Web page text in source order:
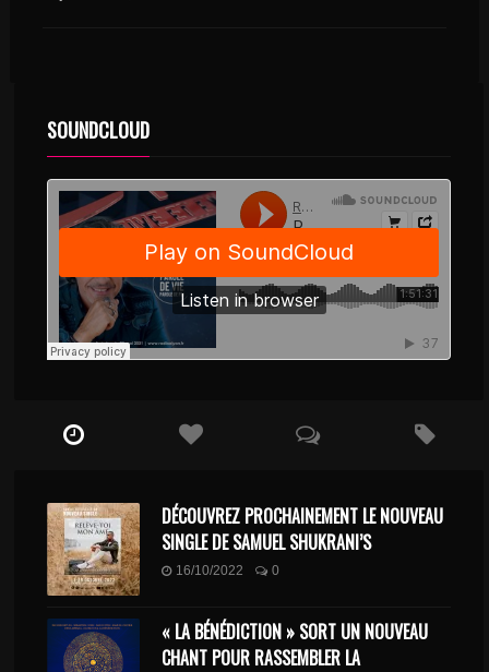
SOUNDCLOUD
DÉCOUVREZ PROCHAINEMENT LE NOUVEAU
SINGLE DE SAMUEL SHUKRANI’S
16/10/2022 0
« LA BÉNÉDICTION » SORT UN NOUVEAU
CHANT POUR RASSEMBLER LA